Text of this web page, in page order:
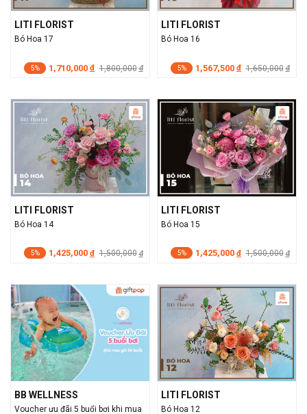
LITI FLORIST
Bó Hoa 17
5% 1,710,000 đ 1,800,000 đ
LITI FLORIST
Bó Hoa 16
5% 1,567,500 đ 1,650,000 đ
LITI FLORIST
Bó Hoa 14
5% 1,425,000 đ 1,500,000 đ
LITI FLORIST
Bó Hoa 15
5% 1,425,000 đ 1,500,000 đ
BB WELLNESS
Voucher ưu đãi 5 buổi bơi khi mua
LITI FLORIST
Bó Hoa 12